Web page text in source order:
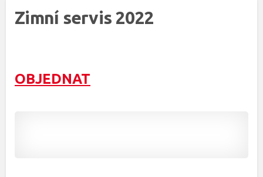
Zimní servis 2022
OBJEDNAT